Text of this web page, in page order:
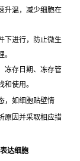
升温，减少细胞在
下进行，防止微生
冻存日期、冻存管
使用。
，如细胞贴壁情
原因并采取相应措
达细胞